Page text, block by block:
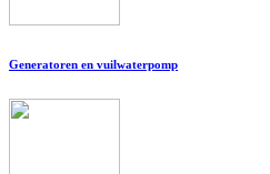
Generatoren en vuilwaterpomp